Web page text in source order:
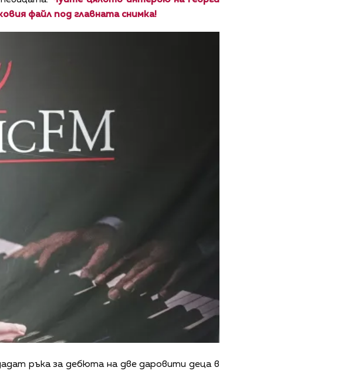
файл под главната снимка!
ръка за дебюта на две даровити деца в